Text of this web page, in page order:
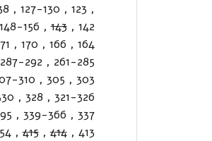
,
123
,
127-130
,
142
,
143
,
148-156
164
,
166
,
170
,
261-285
,
287-292
303
,
305
,
310
321-326
,
328
,
337
,
339-366
,
413
,
414
,
415
,